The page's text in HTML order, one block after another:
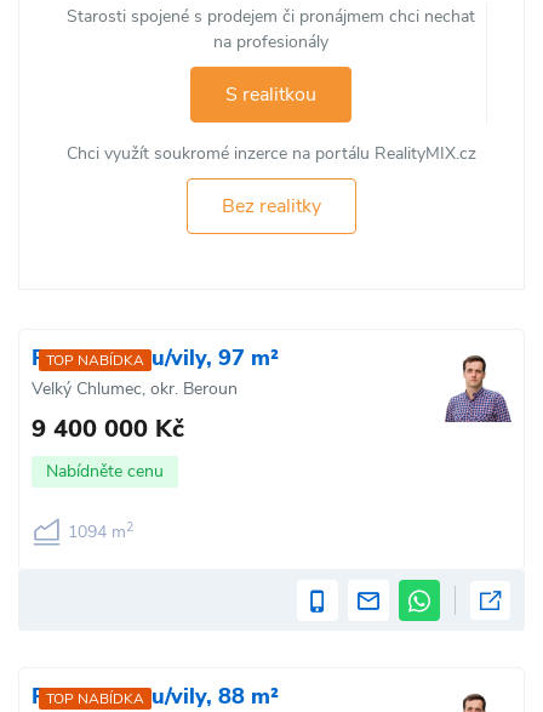
Starosti spojené s prodejem či pronájmem chci nechat
na profesionály
S realitkou
Chci využít soukromé inzerce na portálu RealityMIX.cz
Bez realitky
TOP NABÍDKA
Prodej domu/vily, 97 m²
Velký Chlumec, okr. Beroun
9 400 000 Kč
Nabídněte cenu
1094 m2
TOP NABÍDKA
Prodej domu/vily, 88 m²